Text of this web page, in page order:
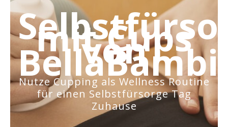
mit Cups
von
Nutze Cupping als Wellness Routine
für einen Selbstfürsorge Tag
Zuhause